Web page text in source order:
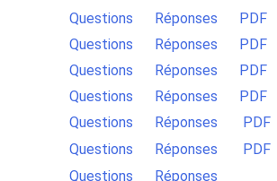
Questions Réponses
PDF
Questions Réponses
PDF
Questions Réponses
PDF
Questions Réponses
PDF
Questions Réponses
PDF
Questions Réponses
PDF
Questions
Réponses